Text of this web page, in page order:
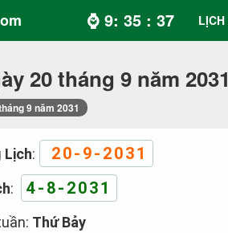
⌚ 9: 35 : 37 LỊCH
20 tháng 9 năm 2031
9 năm 2031
Lịch: 20-9-2031
: 4-8-2031
Thứ Bảy